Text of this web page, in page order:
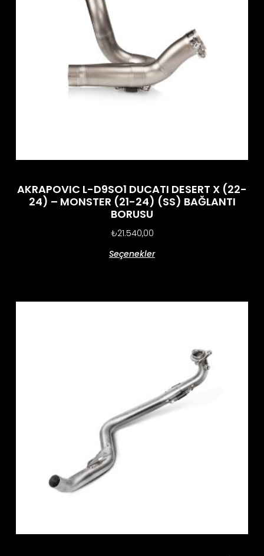
AKRAPOVIC L-D9SO1 DUCATI DESERT X (22-
24) – MONSTER (21-24) (SS) BAĞLANTI
BORUSU
₺21.540,00
Seçenekler